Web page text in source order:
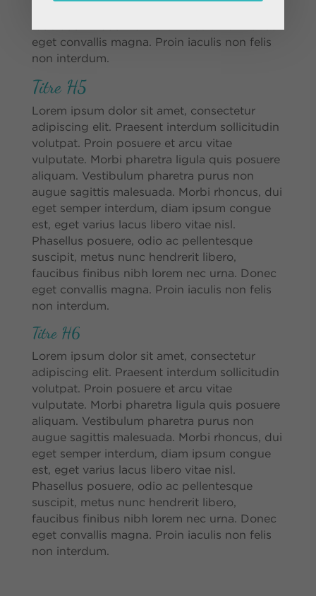
eget convallis magna. Proin iaculis non felis
non interdum.
Titre H5
Lorem ipsum dolor sit amet, consectetur
adipiscing elit. Praesent interdum sollicitudin
volutpat. Proin posuere et arcu vitae
vulputate. Morbi pharetra ligula quis posuere
aliquam. Vestibulum pharetra purus non
augue sagittis malesuada. Morbi rhoncus, dui
eget semper interdum, diam ipsum congue
est, eget varius lacus libero vitae nisl.
Phasellus posuere, odio ac pellentesque
suscipit, metus nunc hendrerit libero,
faucibus finibus nibh lorem nec urna. Donec
eget convallis magna. Proin iaculis non felis
non interdum.
Titre H6
Lorem ipsum dolor sit amet, consectetur
adipiscing elit. Praesent interdum sollicitudin
volutpat. Proin posuere et arcu vitae
vulputate. Morbi pharetra ligula quis posuere
aliquam. Vestibulum pharetra purus non
augue sagittis malesuada. Morbi rhoncus, dui
eget semper interdum, diam ipsum congue
est, eget varius lacus libero vitae nisl.
Phasellus posuere, odio ac pellentesque
suscipit, metus nunc hendrerit libero,
faucibus finibus nibh lorem nec urna. Donec
eget convallis magna. Proin iaculis non felis
non interdum.